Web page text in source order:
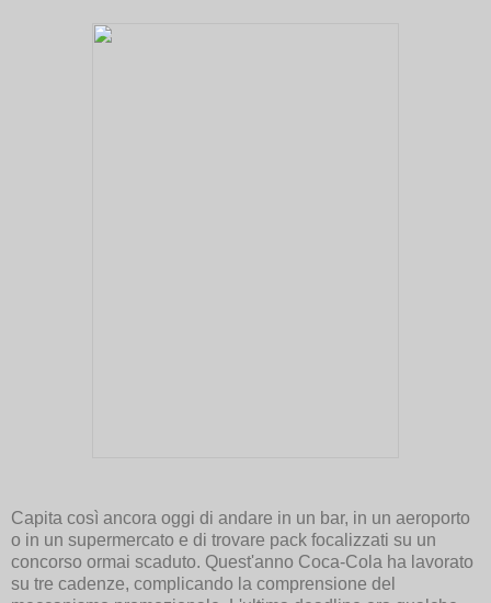
Capita così ancora oggi di andare in un bar, in un aeroporto
o in un supermercato e di trovare pack focalizzati su un
concorso ormai scaduto. Quest'anno Coca-Cola ha lavorato
su tre cadenze, complicando la comprensione del